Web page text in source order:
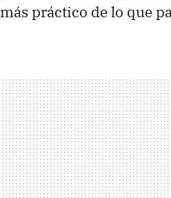
más práctico de lo que